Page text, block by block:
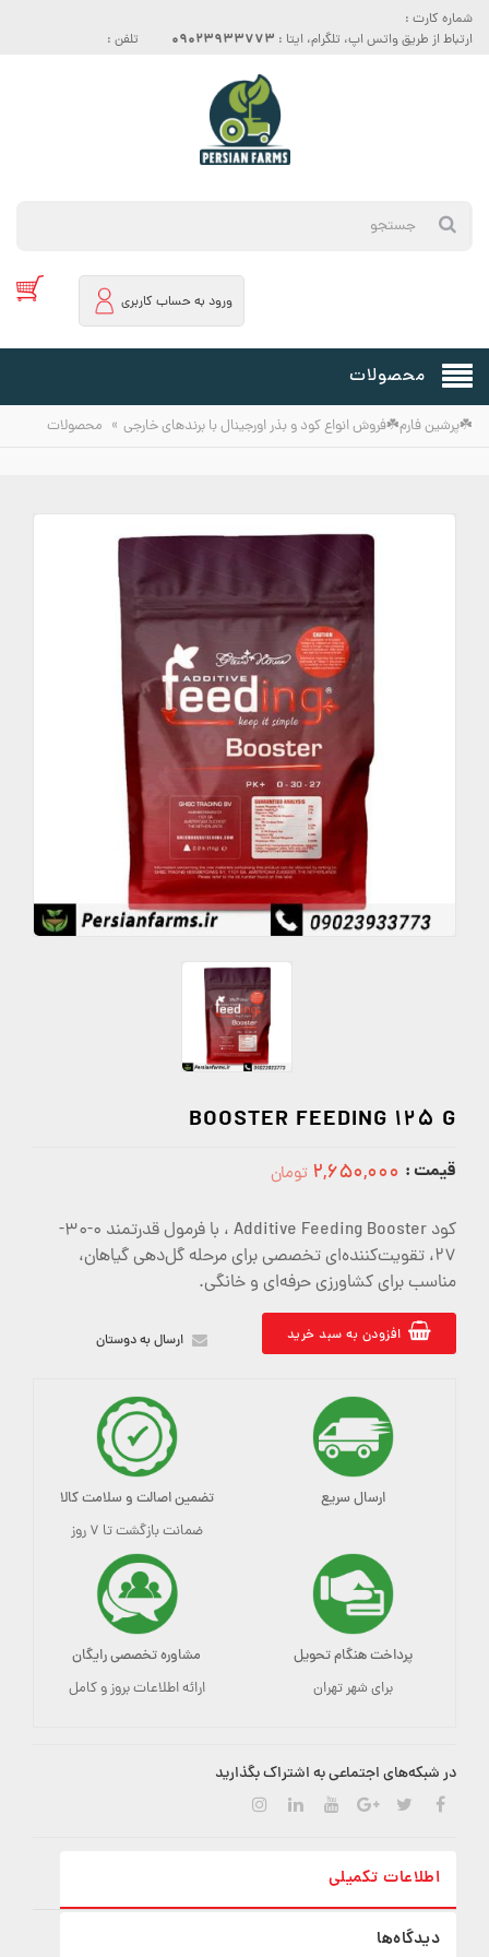
شماره کارت :
ارتباط از طریق واتس اپ، تلگرام، ایتا : 09023933773 تلفن :
ورود به حساب کاربری
محصولات
☘️پرشین فارم☘️فروش انواع کود و بذر اورجینال با برندهای خارجی » محصولات
BOOSTER FEEDING 125 G
قیمت : ۲,۶۵۰,۰۰۰ تومان
کود Additive Feeding Booster ، با فرمول قدرتمند 0-30-
27، تقویت‌کننده‌ای تخصصی برای مرحله گل‌دهی گیاهان،
مناسب برای کشاورزی حرفه‌ای و خانگی.
افزودن به سبد خرید ارسال به دوستان
ارسال سریع تضمین اصالت و سلامت کالا
ضمانت بازگشت تا ۷ روز
پرداخت هنگام تحویل
برای شهر تهران
مشاوره تخصصی رایگان
ارائه اطلاعات بروز و کامل
در شبکه‌های اجتماعی به اشتراک بگذارید
اطلاعات تکمیلی
دیدگاه‌ها